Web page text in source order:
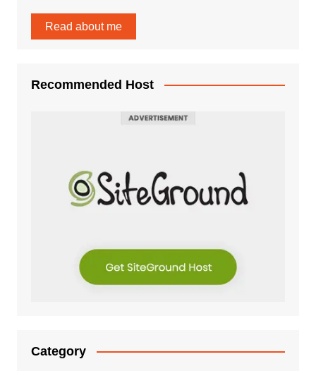
Read about me
Recommended Host
Category